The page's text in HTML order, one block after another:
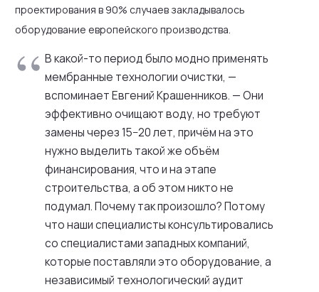
проектирования в 90% случаев закладывалось
оборудование европейского производства.
В какой-то период было модно применять
мембранные технологии очистки, —
вспоминает Евгений Крашенников. — Они
эффективно очищают воду, но требуют
замены через 15−20 лет, причём на это
нужно выделить такой же объём
финансирования, что и на этапе
строительства, а об этом никто не
подумал. Почему так произошло? Потому
что наши специалисты консультировались
со специалистами западных компаний,
которые поставляли это оборудование, а
независимый технологический аудит